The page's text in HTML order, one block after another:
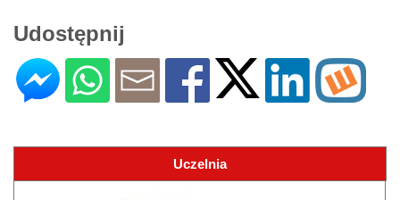
Udostępnij
Uczelnia